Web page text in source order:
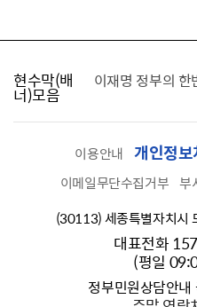
현수막(배
너)모음
찾습니다 이재명 정부의
이용안내 개인정
이메일무단수집거부 부
(30113) 세종특별자치시
대표전화
(평일
정부민원상담안